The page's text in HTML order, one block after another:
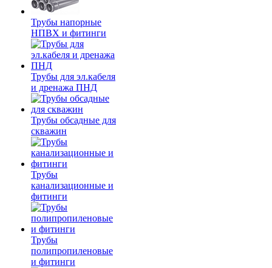
Трубы напорные
НПВХ и фитинги
Трубы для эл.кабеля
и дренажа ПНД
Трубы обсадные для
скважин
Трубы
канализационные и
фитинги
Трубы
полипропиленовые
и фитинги